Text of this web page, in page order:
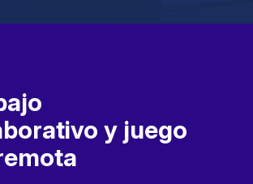
y juego